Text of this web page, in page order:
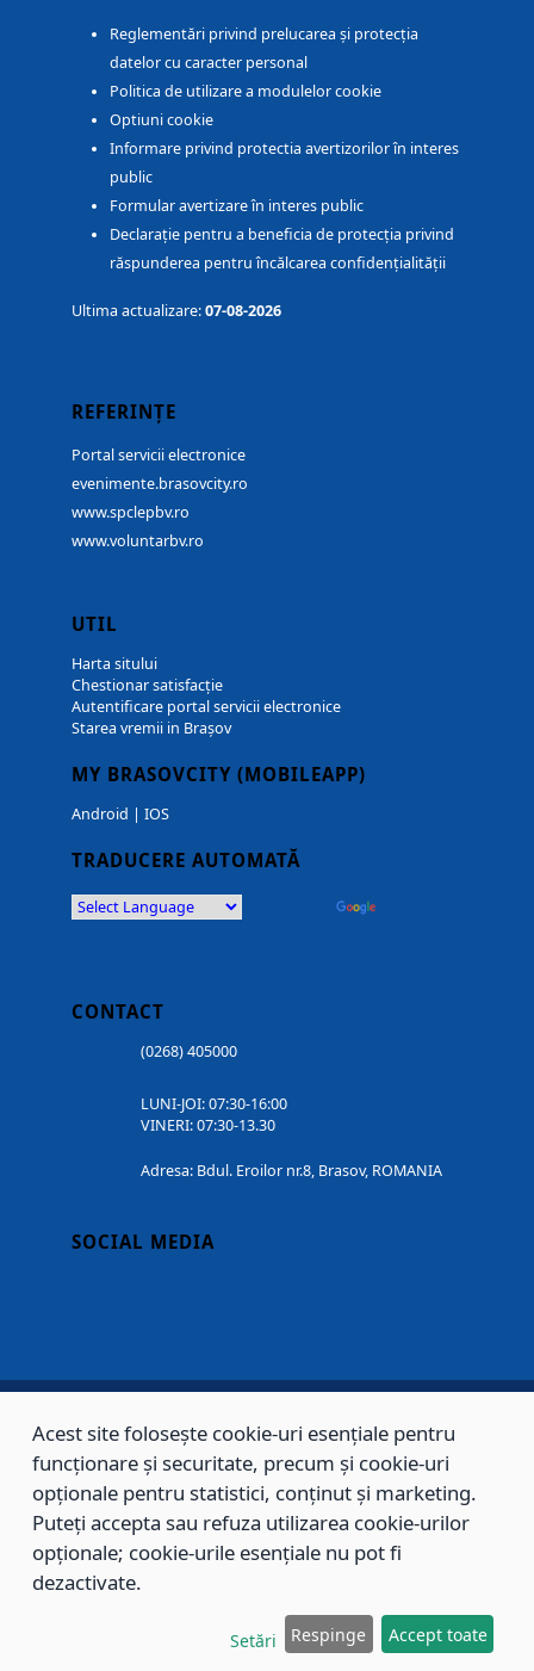
Reglementări privind prelucarea și protecția
datelor cu caracter personal
Politica de utilizare a modulelor cookie
Optiuni cookie
Informare privind protectia avertizorilor în interes
public
Formular avertizare în interes public
Declarație pentru a beneficia de protecția privind
răspunderea pentru încălcarea confidențialității
Ultima actualizare:07-08-2026
REFERINȚE
Portal servicii electronice
evenimente.brasovcity.ro
www.spclepbv.ro
www.voluntarbv.ro
UTIL
Harta sitului
Chestionar satisfacție
Autentificare portal servicii electronice
Starea vremii in Brașov
MY BRASOVCITY (MOBILEAPP)
Android | IOS
TRADUCERE AUTOMATĂ
CONTACT
(0268) 405000
LUNI-JOI: 07:30-16:00
VINERI: 07:30-13.30
Adresa: Bdul. Eroilor nr.8, Brasov, ROMANIA
SOCIAL MEDIA
Copyright © 2002 - 2026 - PRIMĂRIA MUNICIPIULUI BRAȘOV, toate drepturile
rezervate.
Sitemap Contact
Acest site folosește cookie-uri esențiale pentru
funcționare și securitate, precum și cookie-uri
opționale pentru statistici, conținut și marketing.
Puteți accepta sau refuza utilizarea cookie-urilor
opționale; cookie-urile esențiale nu pot fi
dezactivate.
Setări Respinge Accept toate